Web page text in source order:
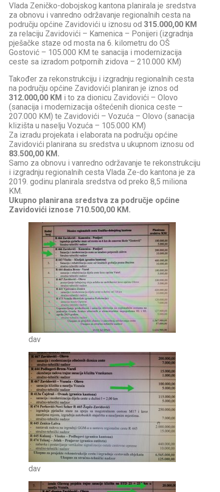
Vlada Zeničko-dobojskog kantona planirala je sredstva
za obnovu i vanredno održavanje regionalnih cesta na
području općine Zavidovići u iznosu od 315.000,00 KM
za relaciju Zavidovići – Kamenica – Ponijeri (izgradnja
pješačke staze od mosta na 6. kilometru do OŠ
Gostović – 105.000 KM te sanacija i modernizacija
ceste sa izradom potpornih zidova – 210.000 KM)
Također za rekonstrukciju i izgradnju regionalnih cesta
na području općine Zavidovići planiran je iznos od
312.000,00 KM i to za dionicu Zavidovići – Olovo
(sanacija i modernizacija oštećenih dionica ceste –
207.000 KM) te Zavidovići – Vozuća – Olovo (sanacija
klizišta u naselju Vozuća – 105.000 KM)
Za izradu projekata i elaborata na području općine
Zavidovići planirana su sredstva u ukupnom iznosu od
83.500,00 KM.
Samo za obnovu i vanredno održavanje te rekonstrukciju
i izgradnju regionalnih cesta Vlada Ze-do kantona je za
2019. godinu planirala sredstva od preko 8,5 miliona
KM.
Ukupno planirana sredstva za područje općine
Zavidovići iznose 710.500,00 KM.
dav
dav